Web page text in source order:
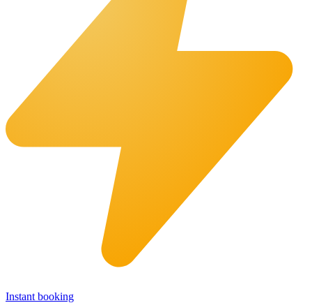
Instant booking